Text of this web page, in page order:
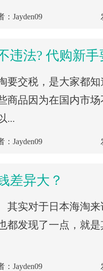
：Jayden09
违法? 代购新
要交税，是大家都
商品因为在国内市
...
：Jayden09
差异大？
实对于日本海淘来
都发现了一点，就
：Jayden09